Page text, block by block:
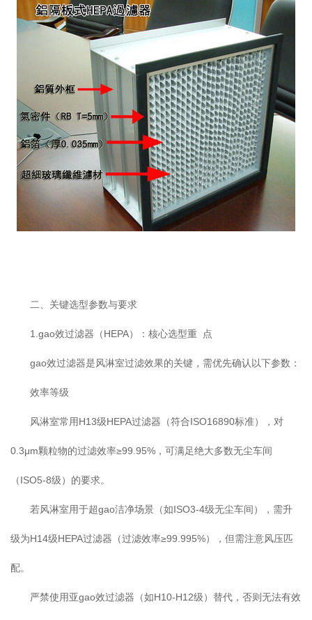
二、关键选型参数与要求
1.gao效过滤器（HEPA）：核心选型重 点
gao效过滤器是风淋室过滤效果的关键，需优先确认以下参数：
效率等级
风淋室常用H13级HEPA过滤器（符合ISO16890标准），对
0.3μm颗粒物的过滤效率≥99.95%，可满足绝大多数无尘车间
（ISO5-8级）的要求。
若风淋室用于超gao洁净场景（如ISO3-4级无尘车间），需升
级为H14级HEPA过滤器（过滤效率≥99.995%），但需注意风压匹
配。
严禁使用亚gao效过滤器（如H10-H12级）替代，否则无法有效